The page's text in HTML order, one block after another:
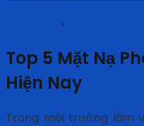
,
Top 5 Mặt Nạ
Hiện Nay
Trong môi trường làm